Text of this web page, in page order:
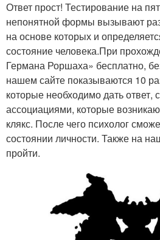
Ответ прост! Тестирование на
непонятной формы вызывают
на основе которых и
состояние человека.При
Германа Роршаха» бесплатно,
нашем сайте показываются 10
которые необходимо дать ответ,
ассоциациями, которые
клякс. После чего психолог
состоянии личности. Также на
пройти.